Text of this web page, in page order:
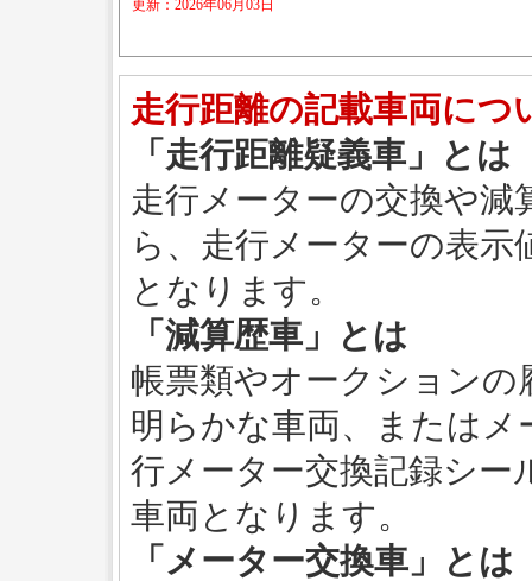
更新：2026年06月03日
走行距離の記載車両につ
「走行距離疑義車」とは
走行メーターの交換や減
ら、走行メーターの表
となります。
「減算歴車」とは
帳票類やオークションの
明らかな車両、または
行メーター交換記録シー
車両となります。
「メーター交換車」とは